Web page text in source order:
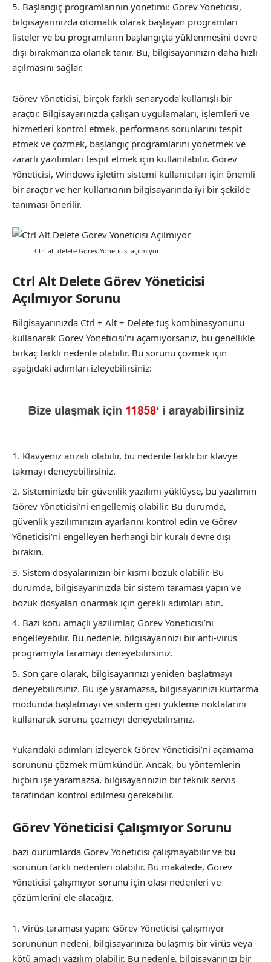
Başlangıç ​​programlarının yönetimi: Görev Yöneticisi,
bilgisayarınızda otomatik olarak başlayan programları
listeler ve bu programların başlangıçta yüklenmesini devre
dışı bırakmanıza olanak tanır. Bu, bilgisayarınızın daha hızlı
açılmasını sağlar.
Görev Yöneticisi, birçok farklı senaryoda kullanışlı bir
araçtır. Bilgisayarınızda çalışan uygulamaları, işlemleri ve
hizmetleri kontrol etmek, performans sorunlarını tespit
etmek ve çözmek, başlangıç ​​programlarını yönetmek ve
zararlı yazılımları tespit etmek için kullanılabilir. Görev
Yöneticisi, Windows işletim sistemi kullanıcıları için önemli
bir araçtır ve her kullanıcının bilgisayarında iyi bir şekilde
tanıması önerilir.
Ctrl alt delete Görev Yöneticisi açılmıyor
Ctrl Alt Delete Görev Yöneticisi
Açılmıyor Sorunu
Bilgisayarınızda Ctrl + Alt + Delete tuş kombinasyonunu
kullanarak Görev Yöneticisi’ni açamıyorsanız, bu genellikle
birkaç farklı nedenle olabilir. Bu sorunu çözmek için
aşağıdaki adımları izleyebilirsiniz:
Klavyeniz arızalı olabilir, bu nedenle farklı bir klavye
takmayı deneyebilirsiniz.
Sisteminizde bir güvenlik yazılımı yüklüyse, bu yazılımın
Görev Yöneticisi’ni engellemiş olabilir. Bu durumda,
güvenlik yazılımınızın ayarlarını kontrol edin ve Görev
Yöneticisi’ni engelleyen herhangi bir kuralı devre dışı
bırakın.
Sistem dosyalarınızın bir kısmı bozuk olabilir. Bu
durumda, bilgisayarınızda bir sistem taraması yapın ve
bozuk dosyaları onarmak için gerekli adımları atın.
Bazı kötü amaçlı yazılımlar, Görev Yöneticisi’ni
engelleyebilir. Bu nedenle, bilgisayarınızı bir anti-virüs
programıyla taramayı deneyebilirsiniz.
Son çare olarak, bilgisayarınızı yeniden başlatmayı
deneyebilirsiniz. Bu işe yaramazsa, bilgisayarınızı kurtarma
modunda başlatmayı ve sistem geri yükleme noktalarını
kullanarak sorunu çözmeyi deneyebilirsiniz.
Yukarıdaki adımları izleyerek Görev Yöneticisi’ni açamama
sorununu çözmek mümkündür. Ancak, bu yöntemlerin
hiçbiri işe yaramazsa, bilgisayarınızın bir teknik servis
tarafından kontrol edilmesi gerekebilir.
Görev Yöneticisi Çalışmıyor Sorunu
bazı durumlarda Görev Yöneticisi çalışmayabilir ve bu
sorunun farklı nedenleri olabilir. Bu makalede, Görev
Yöneticisi çalışmıyor sorunu için olası nedenleri ve
çözümlerini ele alacağız.
Virüs taraması yapın: Görev Yöneticisi çalışmıyor
sorununun nedeni, bilgisayarınıza bulaşmış bir virüs veya
kötü amaçlı yazılım olabilir. Bu nedenle, bilgisayarınızı bir